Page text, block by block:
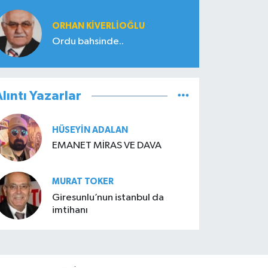
ORHAN KIVERLIOĞLU
Ordu bahsinde..
Yazarlar
HÜSEYIN ADALAN
EMANET MİRAS VE DAVA
MURAT TOKER
Giresunlu’nun istanbul da
imtihanı